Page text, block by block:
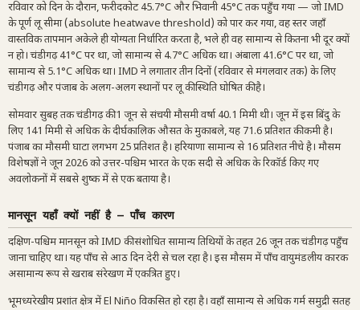
रविवार को दिन के दौरान, फरीदकोट 45.7°C और भिवानी 45°C तक पहुँच गया — जो IMD
के पूर्ण लू सीमा (absolute heatwave threshold) को पार कर गया, वह स्तर जहाँ
वास्तविक तापमान अकेले ही योग्यता निर्धारित करता है, भले ही वह सामान्य से कितना भी दूर क्यों
न हो। चंडीगढ़ 41°C पर था, जो सामान्य से 4.7°C अधिक था। अंबाला 41.6°C पर था, जो
सामान्य से 5.1°C अधिक था। IMD ने लगातार तीन दिनों (रविवार से मंगलवार तक) के लिए
चंडीगढ़ और पंजाब के अलग-अलग स्थानों पर लू की स्थिति घोषित की है।
सोमवार सुबह तक चंडीगढ़ की 1 जून से संचयी मौसमी वर्षा 40.1 मिमी थी। जून में इस बिंदु के
लिए 141 मिमी से अधिक के दीर्घकालिक औसत के मुकाबले, यह 71.6 प्रतिशत की कमी है।
पंजाब का मौसमी घाटा लगभग 25 प्रतिशत है। हरियाणा सामान्य से 16 प्रतिशत नीचे है। मौसम
विशेषज्ञों ने जून 2026 को उत्तर-पश्चिम भारत के एक सदी से अधिक के रिकॉर्ड किए गए
अवलोकनों में सबसे शुष्क में से एक बताया है।
मानसून यहाँ क्यों नहीं है — पाँच कारण
दक्षिण-पश्चिम मानसून को IMD की संशोधित सामान्य तिथियों के तहत 26 जून तक चंडीगढ़ पहुँच
जाना चाहिए था। यह पाँच से आठ दिन देरी से चल रहा है। इस मौसम में पाँच वायुमंडलीय कारक
असामान्य रूप से खराब संरेखण में एकत्रित हुए।
भूमध्यरेखीय प्रशांत क्षेत्र में El Niño विकसित हो रहा है। वहाँ सामान्य से अधिक गर्म समुद्री सतह